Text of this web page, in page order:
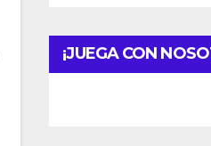
¡JUEGA CON